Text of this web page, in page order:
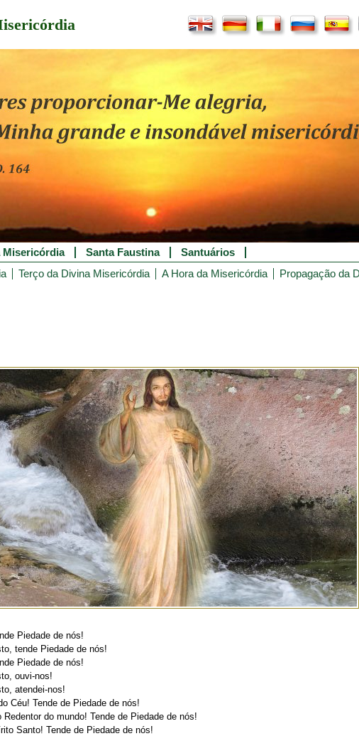
Misericórdia Santa Faustina
Santuários
Terço da Divina Misericórdia A Hora da Misericórdia Propagação da
Piedade de nós!
tende Piedade de nós!
Piedade de nós!
ouvi-nos!
atendei-nos!
Céu! Tende de Piedade de nós!
Redentor do mundo! Tende de Piedade de nós!
Santo! Tende de Piedade de nós!